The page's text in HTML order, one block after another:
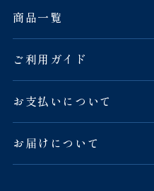
商品一覧
ご利用ガイド
お支払いについて
お届けについて